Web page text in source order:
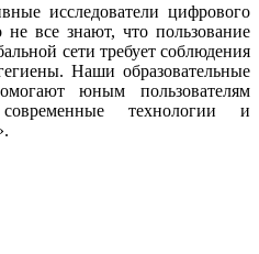
исследователи цифрового
не все знают, что пользование
сети требует соблюдения
Наши образовательные
юным пользователям
технологии и